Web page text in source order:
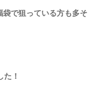
で狙っている方も多そ
！